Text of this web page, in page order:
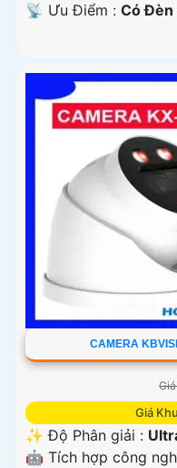
️📡 Ưu Điểm : Có Ðèn
CAMERA
Giá
✨ Độ Phân giải :
🤖️ Tích hợp công